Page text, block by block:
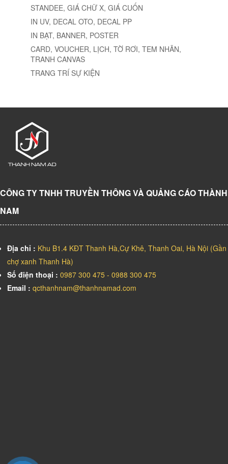
STANDEE, GIÁ CHỮ X, GIÁ CUỐN
IN UV, DECAL OTO, DECAL PP
IN BẠT, BANNER, POSTER
CARD, VOUCHER, LỊCH, TỜ RƠI, TEM NHÃN,
TRANH CANVAS
TRANG TRÍ SỰ KIỆN
CÔNG TY TNHH TRUYỀN THÔNG VÀ QUẢNG CÁO THÀNH
NAM
Địa chỉ : Khu B1.4 KĐT Thanh Hà,Cự Khê, Thanh Oai, Hà Nội (Gần
chợ xanh Thanh Hà)
Số điện thoại : 0987 300 475 - 0988 300 475
Email : qcthanhnam@thanhnamad.com